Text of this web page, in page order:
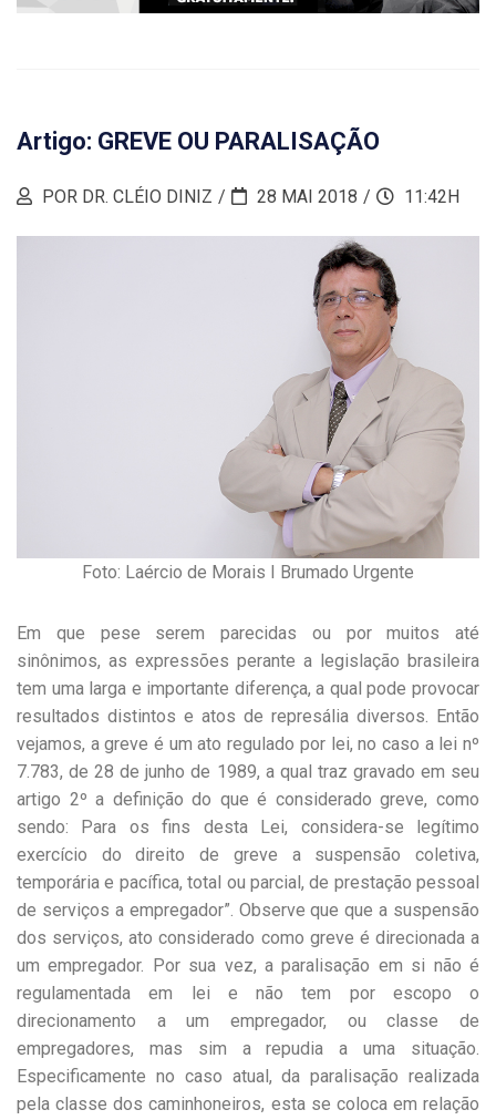
Artigo: GREVE OU PARALISAÇÃO
POR DR. CLÉIO DINIZ 28 MAI 2018 11:42H
Foto: Laércio de Morais I Brumado Urgente
Em que pese serem parecidas ou por muitos até
sinônimos, as expressões perante a legislação brasileira
tem uma larga e importante diferença, a qual pode provocar
resultados distintos e atos de represália diversos. Então
vejamos, a greve é um ato regulado por lei, no caso a lei nº
7.783, de 28 de junho de 1989, a qual traz gravado em seu
artigo 2º a definição do que é considerado greve, como
sendo: Para os fins desta Lei, considera-se legítimo
exercício do direito de greve a suspensão coletiva,
temporária e pacífica, total ou parcial, de prestação pessoal
de serviços a empregador”. Observe que que a suspensão
dos serviços, ato considerado como greve é direcionada a
um empregador. Por sua vez, a paralisação em si não é
regulamentada em lei e não tem por escopo o
direcionamento a um empregador, ou classe de
empregadores, mas sim a repudia a uma situação.
Especificamente no caso atual, da paralisação realizada
pela classe dos caminhoneiros, esta se coloca em relação